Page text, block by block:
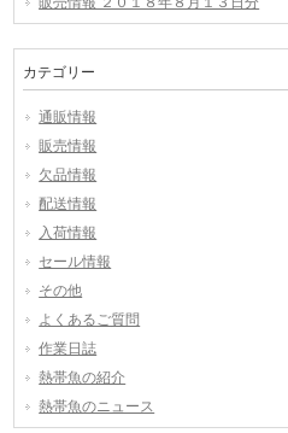
カテゴリー
通販情報
販売情報
欠品情報
配送情報
入荷情報
セール情報
その他
よくあるご質問
作業日誌
熱帯魚の紹介
熱帯魚のニュース